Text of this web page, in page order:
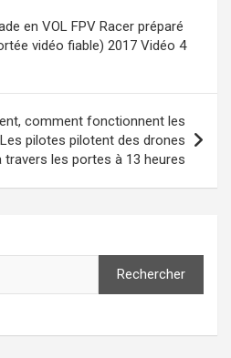
en VOL FPV Racer préparé
vidéo fiable) 2017 Vidéo 4
comment fonctionnent les
pilotes pilotent des drones
travers les portes à 13 heures
Rechercher